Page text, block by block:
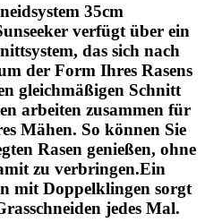
35cm
verfügt über ein
das sich nach
der Form Ihres Rasens
gleichmäßigen Schnitt
arbeiten zusammen für
Mähen. So können Sie
Rasen genießen, ohne
zu verbringen.Ein
mit Doppelklingen sorgt
jedes Mal.